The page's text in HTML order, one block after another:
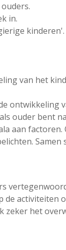
in.
kinderen'.
van het
ontwikkeling
ouder bent
aan
activiteiten
het